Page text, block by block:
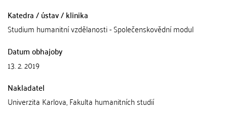
Katedra / ústav / klinika
Studium humanitní vzdělanosti - Společenskovědní modul
Datum obhajoby
13. 2. 2019
Nakladatel
Univerzita Karlova, Fakulta humanitních studií